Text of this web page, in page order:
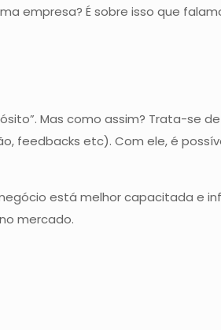
empresa? É sobre isso que
Mas como assim? Trata-se
feedbacks etc). Com ele, é
está melhor capacitada e
mercado.